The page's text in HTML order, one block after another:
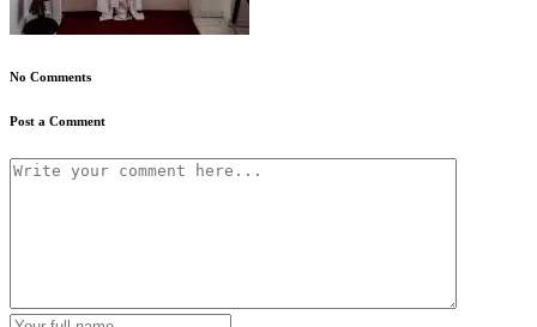
No Comments
Post a Comment